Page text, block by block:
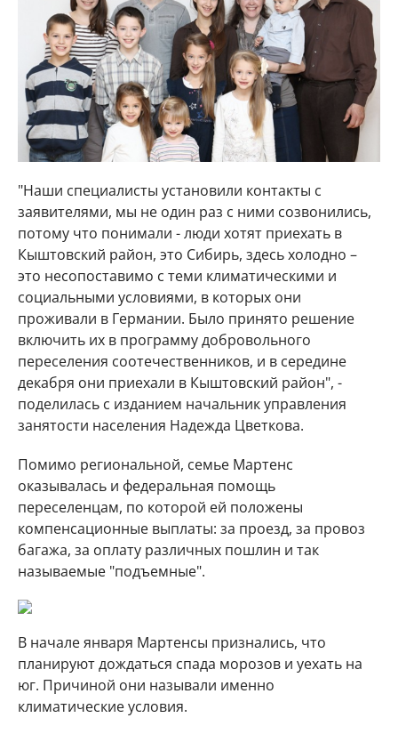
"Наши специалисты установили контакты с
заявителями, мы не один раз с ними созвонились,
потому что понимали - люди хотят приехать в
Кыштовский район, это Сибирь, здесь холодно –
это несопоставимо с теми климатическими и
социальными условиями, в которых они
проживали в Германии. Было принято решение
включить их в программу добровольного
переселения соотечественников, и в середине
декабря они приехали в Кыштовский район", -
поделилась с изданием начальник управления
занятости населения Надежда Цветкова.
Помимо региональной, семье Мартенс
оказывалась и федеральная помощь
переселенцам, по которой ей положены
компенсационные выплаты: за проезд, за провоз
багажа, за оплату различных пошлин и так
называемые "подъемные".
В начале января Мартенсы признались, что
планируют дождаться спада морозов и уехать на
юг. Причиной они называли именно
климатические условия.